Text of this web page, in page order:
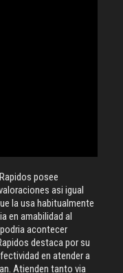
posee
asi igual
la usa habitualmente
en amabilidad al
acontecer
destaca por su
en atender a
Atienden tanto via